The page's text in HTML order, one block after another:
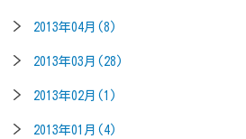
2013年04月(8)
2013年03月(28)
2013年02月(1)
2013年01月(4)